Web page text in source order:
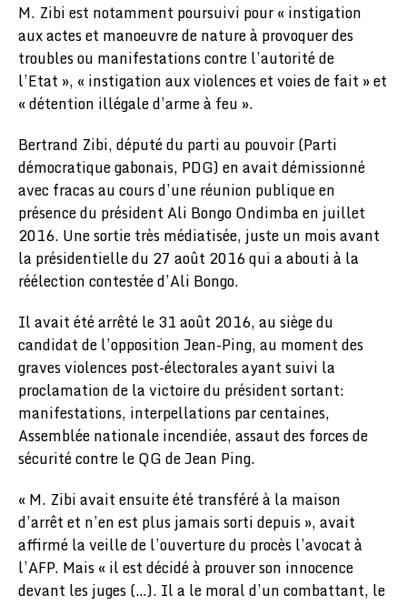
M. Zibi est notamment poursuivi pour « instigation
aux actes et manoeuvre de nature à provoquer des
troubles ou manifestations contre l’autorité de
l’Etat », « instigation aux violences et voies de fait » et
« détention illégale d’arme à feu ».
Bertrand Zibi, député du parti au pouvoir (Parti
démocratique gabonais, PDG) en avait démissionné
avec fracas au cours d’une réunion publique en
présence du président Ali Bongo Ondimba en juillet
2016. Une sortie très médiatisée, juste un mois avant
la présidentielle du 27 août 2016 qui a abouti à la
réélection contestée d’Ali Bongo.
Il avait été arrêté le 31 août 2016, au siège du
candidat de l’opposition Jean-Ping, au moment des
graves violences post-électorales ayant suivi la
proclamation de la victoire du président sortant:
manifestations, interpellations par centaines,
Assemblée nationale incendiée, assaut des forces de
sécurité contre le QG de Jean Ping.
« M. Zibi avait ensuite été transféré à la maison
d’arrêt et n’en est plus jamais sorti depuis », avait
affirmé la veille de l’ouverture du procès l’avocat à
l’AFP. Mais « il est décidé à prouver son innocence
devant les juges (…). Il a le moral d’un combattant, le